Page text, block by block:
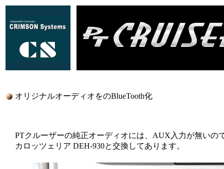
オリジナルオーディオをのBlueTooth化
PTクルーザーの純正オーディオには、AUX入力が無いの
カロッツェリア DEH-930と交換してあります。